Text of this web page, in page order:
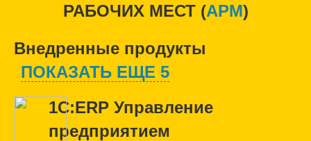
РАБОЧИХ МЕСТ (APM)
Внедренные продукты
ПОКАЗАТЬ ЕЩЕ 5
1С:ERP Управление
предприятием